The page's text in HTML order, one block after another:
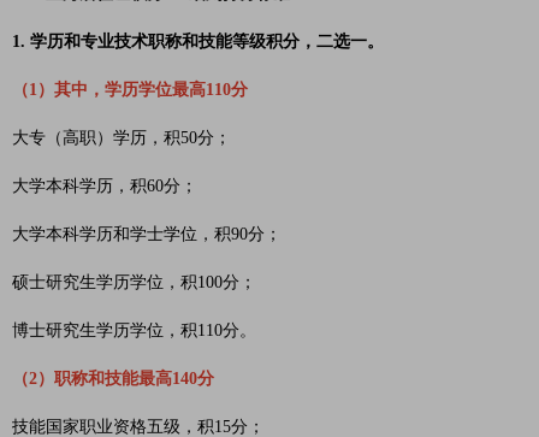
1. 学历和专业技术职称和技能等级积分，二选一。
（1）其中，学历学位最高110分
大专（高职）学历，积50分；
大学本科学历，积60分；
大学本科学历和学士学位，积90分；
硕士研究生学历学位，积100分；
博士研究生学历学位，积110分。
（2）职称和技能最高140分
技能国家职业资格五级，积15分；